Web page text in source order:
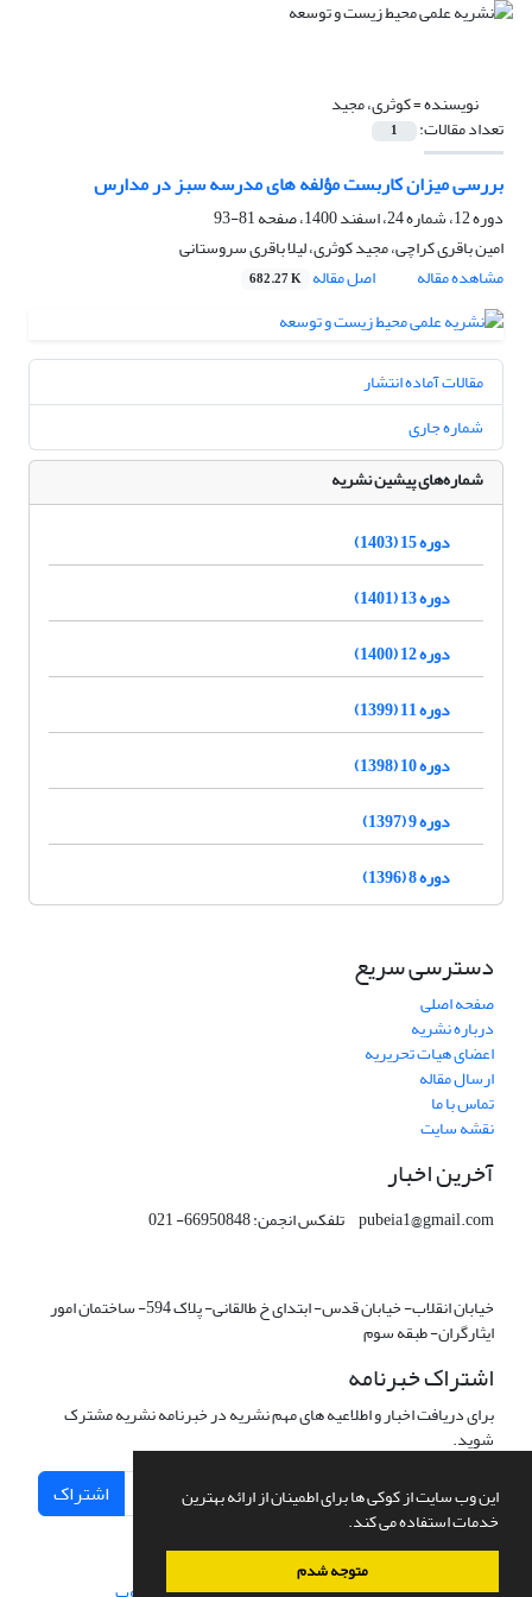
این وب سایت از کوکی ها برای اطمینان از ارائه بهترین
خدمات استفاده می کند.
متوجه شدم
نویسنده =کوثری، مجید
تعداد مقالات: 1
بررسی میزان کاربست مؤلفه های مدرسه سبز در مدارس
دوره 12، شماره 24، اسفند 1400، صفحه
81-93
امین باقری کراچی، مجید کوثری، لیلا باقری سروستانی
مشاهده مقاله
اصل مقاله 682.27 K
مقالات آماده انتشار
شماره جاری
شماره‌های پیشین نشریه
دوره 15 (1403)
دوره 13 (1401)
دوره 12 (1400)
دوره 11 (1399)
دوره 10 (1398)
دوره 9 (1397)
دوره 8 (1396)
دسترسی سریع
صفحه اصلی
درباره نشریه
اعضای هیات تحریریه
ارسال مقاله
تماس با ما
نقشه سایت
آخرین اخبار
pubeia1@gmail.com تلفکس انجمن: 66950848- 021
خیابان انقلاب- خیابان قدس- ابتدای خ طالقانی- پلاک 594- ساختمان امور
ایثارگران- طبقه سوم
اشتراک خبرنامه
برای دریافت اخبار و اطلاعیه های مهم نشریه در خبرنامه نشریه مشترک
شوید.
اشتراک